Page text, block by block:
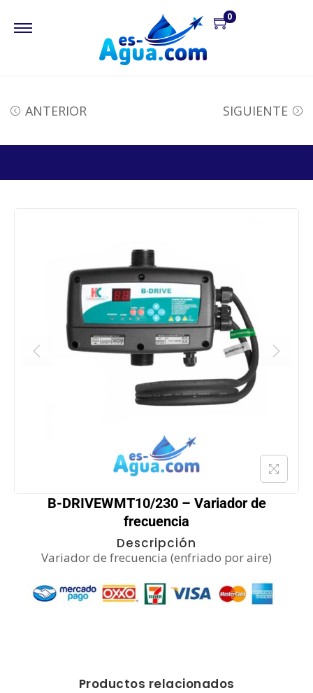
0
ANTERIOR SIGUIENTE
B-DRIVEWMT10/230 – Variador de
frecuencia
Descripción
Variador de frecuencia (enfriado por aire)
Productos relacionados